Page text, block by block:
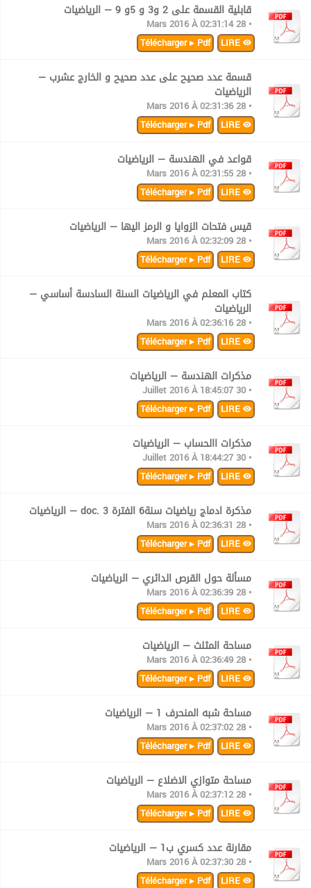
قابلية القسمة على 2 و3 و 5و 9 — الرياضيات
• 28 Mars 2016 À 02:31:14
Télécharger ▸ Pdf
قسمة عدد صحيح على عدد صحيح و الخارج عشرب —
الرياضيات
• 28 Mars 2016 À 02:31:36
Télécharger ▸ Pdf
قواعد في الهندسة — الرياضيات
• 28 Mars 2016 À 02:31:55
Télécharger ▸ Pdf
قيس فتحات الزوايا و الرمز اليها — الرياضيات
• 28 Mars 2016 À 02:32:09
Télécharger ▸ Pdf
كتاب المعلم في الرياضيات السنة السادسة أساسي —
الرياضيات
• 28 Mars 2016 À 02:36:16
Télécharger ▸ Pdf
مذكرات الهندسة — الرياضيات
• 30 Juillet 2016 À 18:45:07
Télécharger ▸ Pdf
مذكرات االحساب — الرياضيات
• 30 Juillet 2016 À 18:44:27
Télécharger ▸ Pdf
مذكرة ادماج رياضيات سنة6 الفترة 3 .doc — الرياضيات
• 28 Mars 2016 À 02:36:31
Télécharger ▸ Pdf
مسألة حول القرص الدائري — الرياضيات
• 28 Mars 2016 À 02:36:39
Télécharger ▸ Pdf
مساحة المثلث — الرياضيات
• 28 Mars 2016 À 02:36:49
Télécharger ▸ Pdf
مساحة شبه المنحرف 1 — الرياضيات
• 28 Mars 2016 À 02:37:02
Télécharger ▸ Pdf
مساحة متوازي الاضلاع — الرياضيات
• 28 Mars 2016 À 02:37:12
Télécharger ▸ Pdf
مقارنة عدد كسري ب1 — الرياضيات
• 28 Mars 2016 À 02:37:30
Télécharger ▸ Pdf